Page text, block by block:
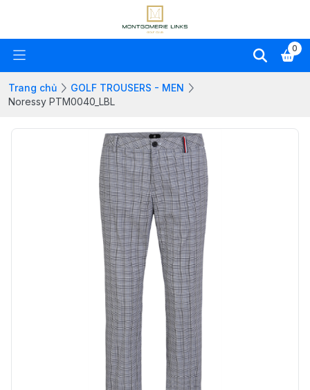
0
Trang chủ
GOLF TROUSERS - MEN
Noressy PTM0040_LBL